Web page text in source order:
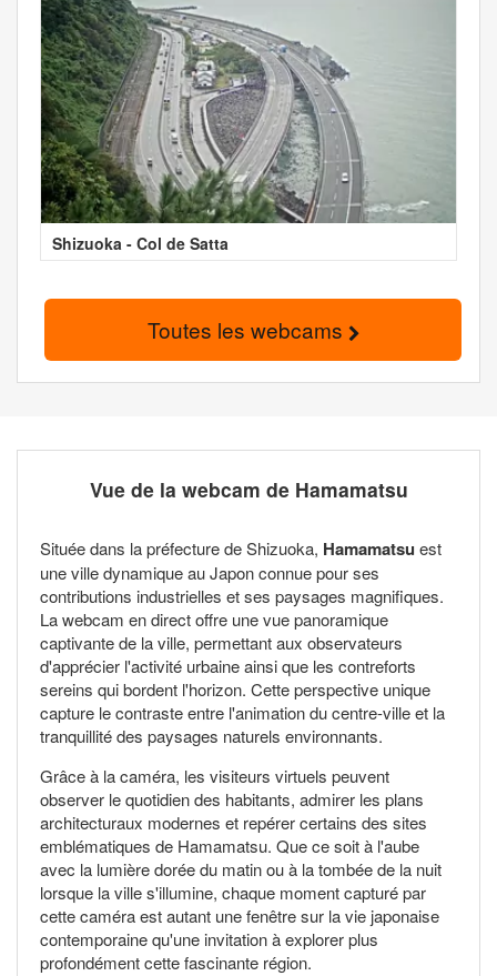
Shizuoka - Col de Satta
Toutes les webcams
Vue de la webcam de Hamamatsu
Située dans la préfecture de Shizuoka, Hamamatsu est
une ville dynamique au Japon connue pour ses
contributions industrielles et ses paysages magnifiques.
La webcam en direct offre une vue panoramique
captivante de la ville, permettant aux observateurs
d'apprécier l'activité urbaine ainsi que les contreforts
sereins qui bordent l'horizon. Cette perspective unique
capture le contraste entre l'animation du centre-ville et la
tranquillité des paysages naturels environnants.
Grâce à la caméra, les visiteurs virtuels peuvent
observer le quotidien des habitants, admirer les plans
architecturaux modernes et repérer certains des sites
emblématiques de Hamamatsu. Que ce soit à l'aube
avec la lumière dorée du matin ou à la tombée de la nuit
lorsque la ville s'illumine, chaque moment capturé par
cette caméra est autant une fenêtre sur la vie japonaise
contemporaine qu'une invitation à explorer plus
profondément cette fascinante région.